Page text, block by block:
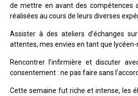
de mettre en avant des compétences
réalisées au cours de leurs diverses
Assister à des ateliers d’échanges
attentes, mes envies en tant que lycéen-
Rencontrer l’infirmière et discuter
consentement : ne pas faire sans l’accord
Cette semaine fut riche et intense, les